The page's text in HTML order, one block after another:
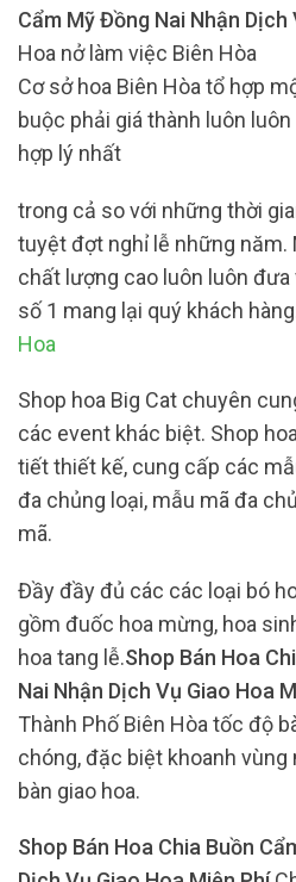
Cẩm Mỹ Đồng Nai Nhận Dịch
Hoa nở làm việc Biên Hòa
Cơ sở hoa Biên Hòa tổ hợp
buộc phải giá thành luôn
hợp lý nhất
trong cả so với những thời
tuyệt đợt nghỉ lễ những năm.
chất lượng cao luôn luôn
số 1 mang lại quý khách
Hoa
Shop hoa Big Cat chuyên
các event khác biệt. Shop
tiết thiết kế, cung cấp các
đa chủng loại, mẫu mã đa
mã.
Đầy đầy đủ các các loại bó
gồm đuốc hoa mừng, hoa
hoa tang lễ.Shop Bán Hoa
Nai Nhận Dịch Vụ Giao Hoa
Thành Phố Biên Hòa tốc độ
chóng, đặc biệt khoanh vùng
bàn giao hoa.
Shop Bán Hoa Chia Buồn